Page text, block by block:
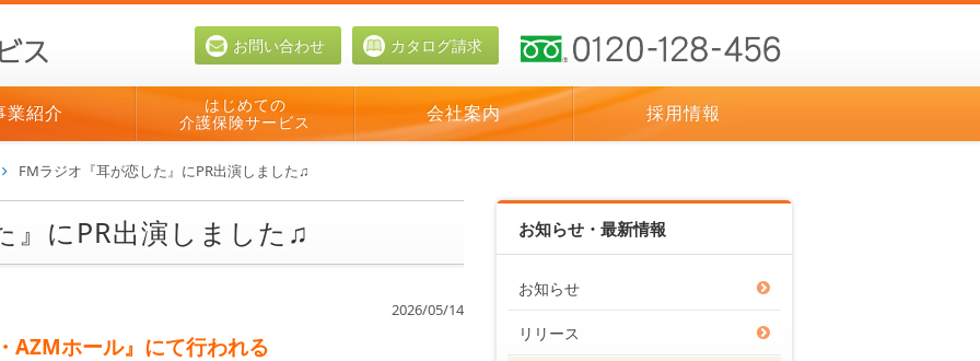
お問い合わせ カタログ請求
業紹介
はじめての
介護保険サービス
会社案内 採用情報
FMラジオ『耳が恋した』にPR出演しました♫
』にPR出演しました♫
2026/05/14
AZMホール』にて行われる
お知らせ・最新情報
お知らせ
リリース